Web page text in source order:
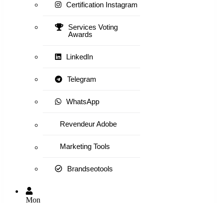
Certification Instagram
Services Voting
Awards
LinkedIn
Telegram
WhatsApp
Revendeur Adobe
Marketing Tools
Brandseotools
Mon